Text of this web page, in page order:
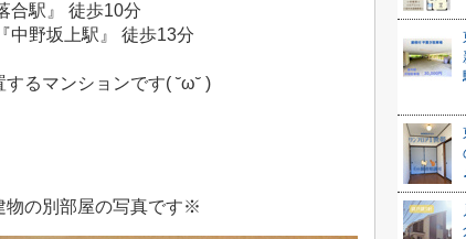
合駅』 徒歩10分
中野坂上駅』 徒歩13分
るマンションです( ˘ω˘ )
の別部屋の写真です※